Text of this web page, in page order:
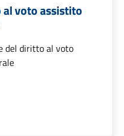
voto assistito
del diritto al voto